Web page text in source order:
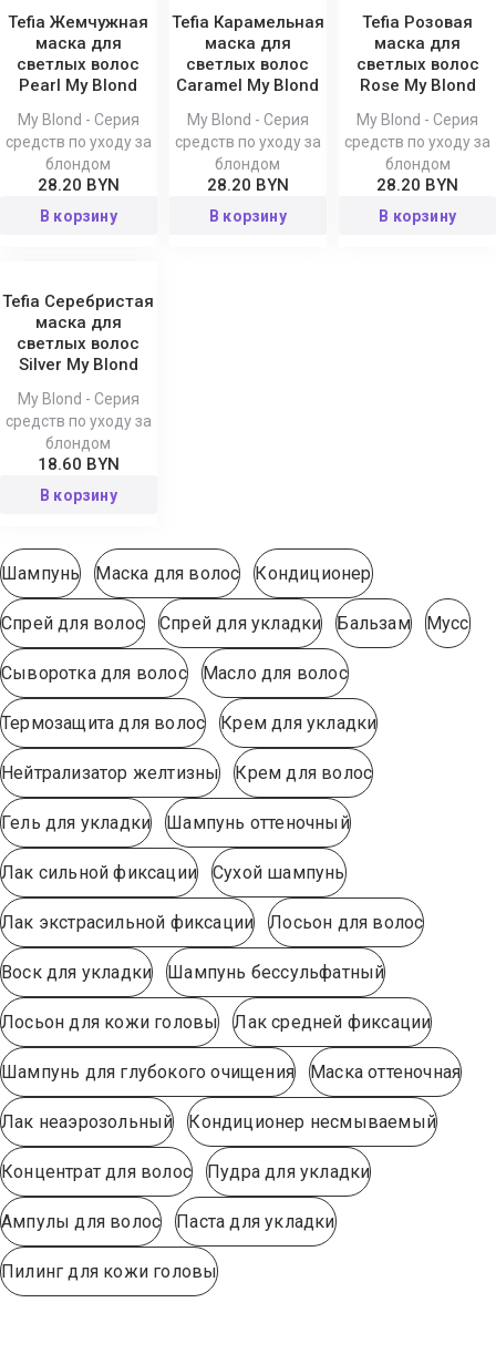
Tefia Жемчужная
маска для
светлых волос
Pearl My Blond
My Blond - Серия
средств по уходу за
блондом
28.20 BYN
В корзину
Tefia Карамельная
маска для
светлых волос
Caramel My Blond
My Blond - Серия
средств по уходу за
блондом
28.20 BYN
В корзину
Tefia Розовая
маска для
светлых волос
Rose My Blond
My Blond - Серия
средств по уходу за
блондом
28.20 BYN
В корзину
Tefia Серебристая
маска для
светлых волос
Silver My Blond
My Blond - Серия
средств по уходу за
блондом
18.60 BYN
В корзину
Шампунь Маска для волос Кондиционер
Спрей для волос Спрей для укладки Бальзам Мусс
Сыворотка для волос Масло для волос
Термозащита для волос Крем для укладки
Нейтрализатор желтизны Крем для волос
Гель для укладки Шампунь оттеночный
Лак сильной фиксации Сухой шампунь
Лак экстрасильной фиксации Лосьон для волос
Воск для укладки Шампунь бессульфатный
Лосьон для кожи головы Лак средней фиксации
Шампунь для глубокого очищения Маска оттеночная
Лак неаэрозольный Кондиционер несмываемый
Концентрат для волос Пудра для укладки
Ампулы для волос Паста для укладки
Пилинг для кожи головы